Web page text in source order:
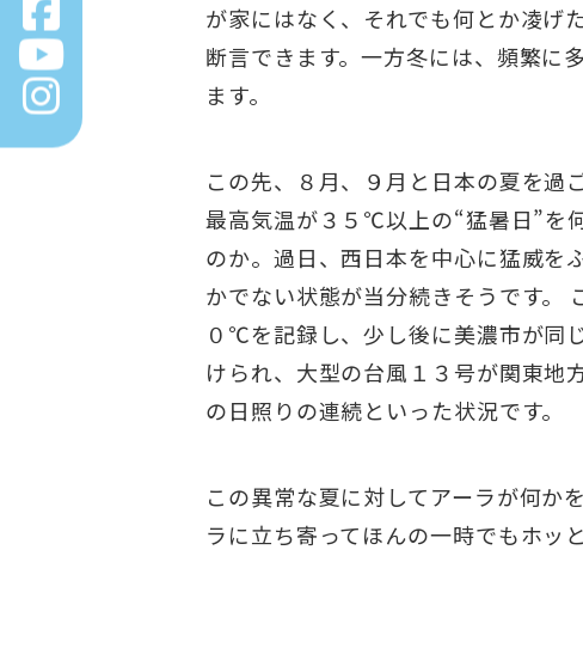
が家にはなく、それでも何とか凌げ
断言できます。一方冬には、頻繁に
ます。
この先、８月、９月と日本の夏を
最高気温が３５℃以上の“猛暑日”を
のか。過日、西日本を中心に猛威を
かでない状態が当分続きそうです。
０℃を記録し、少し後に美濃市が同
けられ、大型の台風１３号が関東地
の日照りの連続といった状況です。
この異常な夏に対してアーラが何か
ラに立ち寄ってほんの一時でもホッ